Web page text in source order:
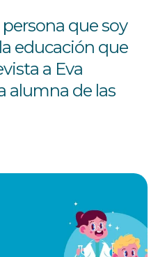
persona que soy
educación que
a Eva
alumna de las